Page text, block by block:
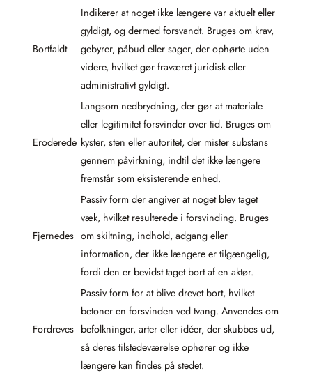
Bortfaldt
Indikerer at noget ikke længere var aktuelt eller
gyldigt, og dermed forsvandt. Bruges om krav,
gebyrer, påbud eller sager, der ophørte uden
videre, hvilket gør fraværet juridisk eller
administrativt gyldigt.
Eroderede
Langsom nedbrydning, der gør at materiale
eller legitimitet forsvinder over tid. Bruges om
kyster, sten eller autoritet, der mister substans
gennem påvirkning, indtil det ikke længere
fremstår som eksisterende enhed.
Fjernedes
Passiv form der angiver at noget blev taget
væk, hvilket resulterede i forsvinding. Bruges
om skiltning, indhold, adgang eller
information, der ikke længere er tilgængelig,
fordi den er bevidst taget bort af en aktør.
Fordreves
Passiv form for at blive drevet bort, hvilket
betoner en forsvinden ved tvang. Anvendes om
befolkninger, arter eller idéer, der skubbes ud,
så deres tilstedeværelse ophører og ikke
længere kan findes på stedet.